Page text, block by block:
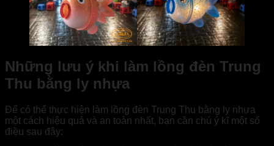
Những lưu ý khi làm lồng đèn Trung
Thu bằng ly nhựa
Để có thể thực hiện làm lồng đèn Trung Thu bằng ly nhựa
một cách hiệu quả và an toàn nhất, bạn cần chú ý kĩ một số
điều sau đây: